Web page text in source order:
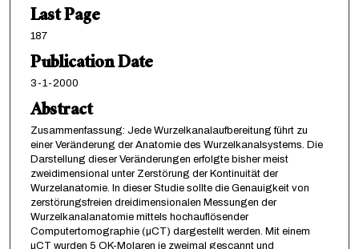
Last Page
187
Publication Date
3-1-2000
Abstract
Zusammenfassung: Jede Wurzelkanalaufbereitung führt zu
einer Veränderung der Anatomie des Wurzelkanalsystems. Die
Darstellung dieser Veränderungen erfolgte bisher meist
zweidimensional unter Zerstörung der Kontinuität der
Wurzelanatomie. In dieser Studie sollte die Genauigkeit von
zerstörungsfreien dreidimensionalen Messungen der
Wurzelkanalanatomie mittels hochauflösender
Computertomographie (µCT) dargestellt werden. Mit einem
µCT wurden 5 OK-Molaren je zweimal gescannt und